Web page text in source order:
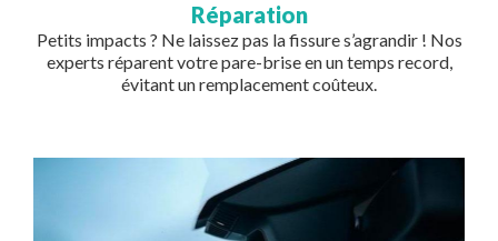
Réparation
Petits impacts ? Ne laissez pas la fissure s’agrandir ! Nos
experts réparent votre pare-brise en un temps record,
évitant un remplacement coûteux.